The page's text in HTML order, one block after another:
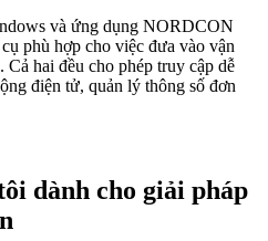
và ứng dụng NORDCON
phù hợp cho việc đưa vào vận
hai đều cho phép truy cập dễ
điện tử, quản lý thông số đơn
dành cho giải pháp